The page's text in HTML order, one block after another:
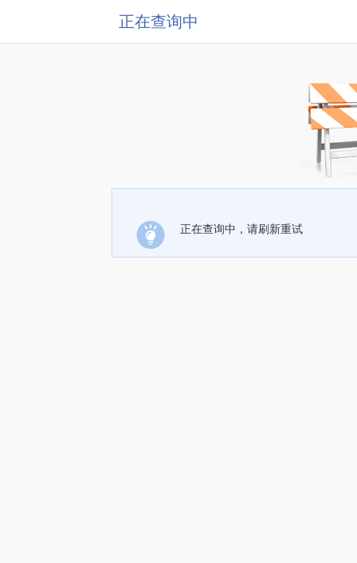
正在查询中
正在查询中，请刷新重试